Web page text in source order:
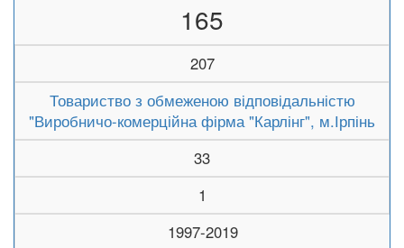
165
207
Товариство з обмеженою відповідальністю
"Виробничо-комерційна фірма "Карлінг", м.Ірпінь
33
1
1997-2019